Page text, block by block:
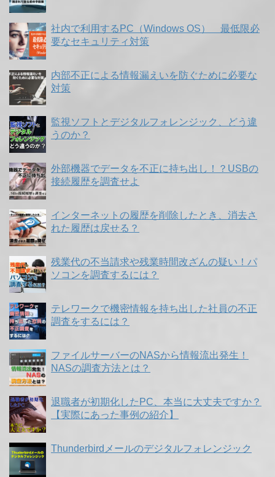
社内で利用するPC（Windows OS） 最低限必
要なセキュリティ対策
内部不正による情報漏えいを防ぐために必要な
対策
監視ソフトとデジタルフォレンジック、どう違
うのか？
外部機器でデータを不正に持ち出し！？USBの
接続履歴を調査せよ
インターネットの履歴を削除したとき、消去さ
れた履歴は戻せる？
残業代の不当請求や残業時間改ざんの疑い！パ
ソコンを調査するには？
テレワークで機密情報を持ち出した社員の不正
調査をするには？
ファイルサーバーのNASから情報流出発生！
NASの調査方法とは？
退職者が初期化したPC、本当に大丈夫ですか？
【実際にあった事例の紹介】
Thunderbirdメールのデジタルフォレンジック